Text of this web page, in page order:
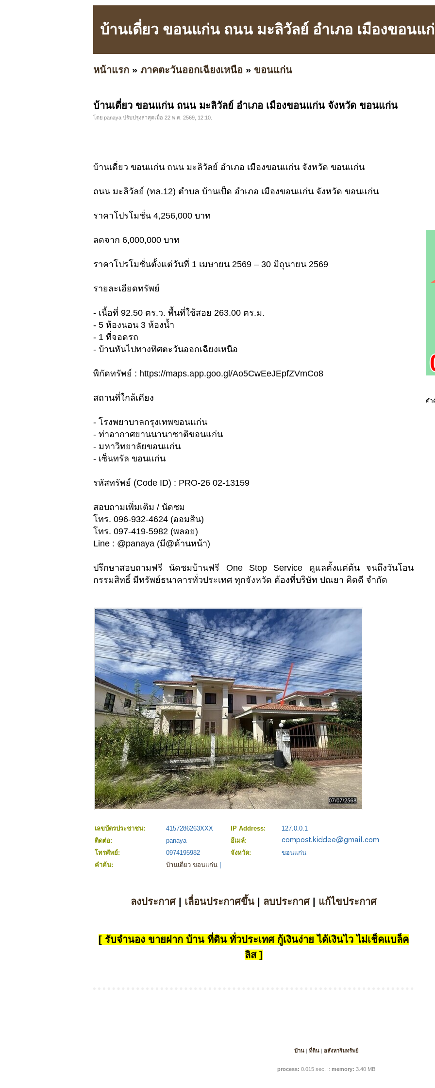
บ้านเดี่ยว ขอนแก่น ถนน มะลิวัลย์ อำเภอ เมืองขอน
หน้าแรก » ภาคตะวันออกเฉียงเหนือ » ขอนแก่น
บ้านเดี่ยว ขอนแก่น ถนน มะลิวัลย์ อำเภอ เมืองขอนแก่น จังหวัด ขอนแก่น
โดย panaya ปรับปรุงล่าสุดเมื่อ 22 พ.ค. 2569, 12:10.
บ้านเดี่ยว ขอนแก่น ถนน มะลิวัลย์ อำเภอ เมืองขอนแก่น จังหวัด ขอนแก่น
ถนน มะลิวัลย์ (ทล.12) ตำบล บ้านเป็ด อำเภอ เมืองขอนแก่น จังหวัด ขอนแก่น
ราคาโปรโมชั่น 4,256,000 บาท
ลดจาก 6,000,000 บาท
ราคาโปรโมชั่นตั้งแต่วันที่ 1 เมษายน 2569 – 30 มิถุนายน 2569
รายละเอียดทรัพย์
- เนื้อที่ 92.50 ตร.ว. พื้นที่ใช้สอย 263.00 ตร.ม.
- 5 ห้องนอน 3 ห้องน้ำ
- 1 ที่จอดรถ
- บ้านหันไปทางทิศตะวันออกเฉียงเหนือ
พิกัดทรัพย์ : https://maps.app.goo.gl/Ao5CwEeJEpfZVmCo8
สถานที่ใกล้เคียง
- โรงพยาบาลกรุงเทพขอนแก่น
- ท่าอากาศยานนานาชาติขอนแก่น
- มหาวิทยาลัยขอนแก่น
- เซ็นทรัล ขอนแก่น
รหัสทรัพย์ (Code ID) : PRO-26 02-13159
สอบถามเพิ่มเติม / นัดชม
โทร. 096-932-4624 (ออมสิน)
โทร. 097-419-5982 (พลอย)
Line : @panaya (มี@ด้านหน้า)
ปรึกษาสอบถามฟรี นัดชมบ้านฟรี One Stop Service ดูแลตั้งแต่ต้น จนถึงวันโอน
กรรมสิทธิ์ มีทรัพย์ธนาคารทั่วประเทศ ทุกจังหวัด ต้องที่บริษัท ปณยา คิดดี จำกัด
เลขบัตรประชาชน: 4157286263XXX IP Address:
127.0.0.1
ติดต่อ:
panaya
อีเมล์:
โทรศัพย์:
0974195982 จังหวัด:
ขอนแก่น
คำค้น:
บ้านเดี่ยว ขอนแก่น
ลงประกาศ| เลื่อนประกาศขึ้น| ลบประกาศ| แก้ไขประกาศ
[ รับจำนอง ขายฝาก บ้าน ที่ดิน ทั่วประเทศ กู้เงินง่าย ได้เงินไว ไม่เช็คแบล็ค
ลิส ]
คำ
บ้าน | ที่ดิน | อสังหาริมทรัพย์
process: 0.015 sec :: memory: 3.40 MB